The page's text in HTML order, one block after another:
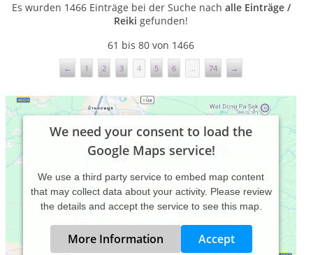
Es wurden 1466 Einträge bei der Suche nach alle Einträge /
Reiki gefunden!
61 bis 80 von 1466
← 1 2 3 4 5 6 ... 74 →
We need your consent to load the
Google Maps service!
We use a third party service to embed map content
that may collect data about your activity. Please review
the details and accept the service to see this map.
More Information Accept